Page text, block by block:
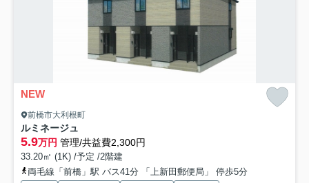
NEW
前橋市大利根町
ルミネージュ
5.9万円 管理/共益費2,300円
33.20㎡ (1K) /予定 /2階建
両毛線「前橋」駅 バス41分 「上新田郵便局」 停歩5分